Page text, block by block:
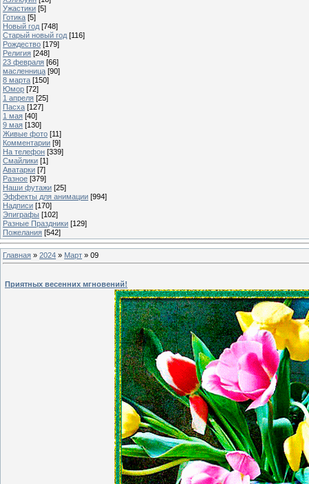
Ужастики [5]
Готика [5]
Новый год [748]
Старый новый год [116]
Рождество [179]
Религия [248]
23 февраля [66]
масленница [90]
8 марта [150]
Юмор [72]
1 апреля [25]
Пасха [127]
1 мая [40]
9 мая [130]
Живые фото [11]
Комментарии [9]
На телефон [339]
Смайлики [1]
Аватарки [7]
Разное [379]
Наши футажи [25]
Эффекты для анимации [994]
Надписи [170]
Эпиграфы [102]
Разные Праздники [129]
Пожелания [542]
Главная » 2024 » Март » 09
Приятных весенних мгновений!